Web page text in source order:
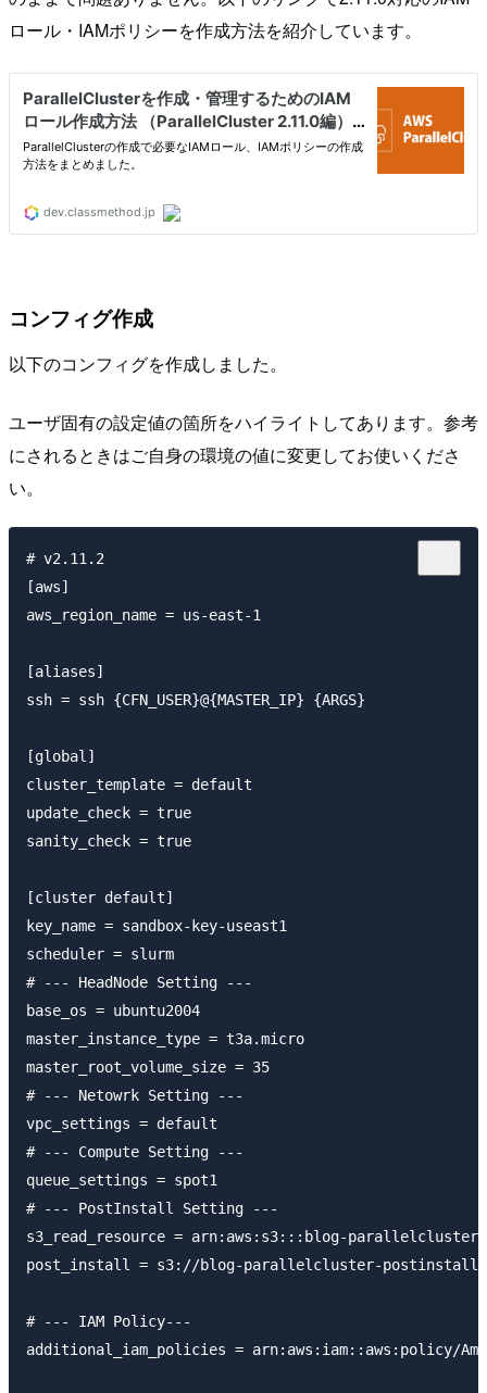
ロール・IAMポリシーを作成方法を紹介しています。
コンフィグ作成
以下のコンフィグを作成しました。
ユーザ固有の設定値の箇所をハイライトしてあります。参考
にされるときはご自身の環境の値に変更してお使いくださ
い。
# v2.11.2
[aws]
aws_region_name = us-east-1
[aliases]
ssh = ssh {CFN_USER}@{MASTER_IP} {ARGS}
[global]
cluster_template = default
update_check = true
sanity_check = true
[cluster default]
key_name = sandbox-key-useast1
scheduler = slurm
# --- HeadNode Setting ---
base_os = ubuntu2004
master_instance_type = t3a.micro
master_root_volume_size = 35
# --- Netowrk Setting ---
vpc_settings = default
# --- Compute Setting ---
queue_settings = spot1
# --- PostInstall Setting ---
s3_read_resource = arn:aws:s3:::blog-
post_install = s3://blog-parallelcluster-
# --- IAM Policy---
additional_iam_policies = arn:aws:iam::aws:policy/